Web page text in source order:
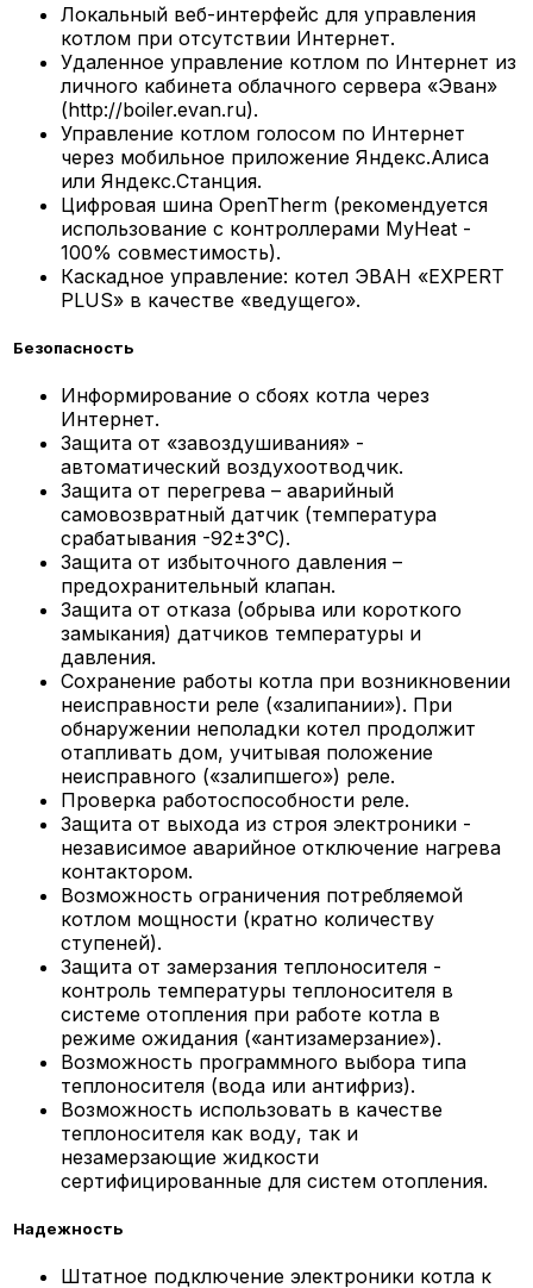
Локальный веб-интерфейс для управления
котлом при отсутствии Интернет.
Удаленное управление котлом по Интернет из
личного кабинета облачного сервера «Эван»
(http://boiler.evan.ru).
Управление котлом голосом по Интернет
через мобильное приложение Яндекс.Алиса
или Яндекс.Станция.
Цифровая шина OpenTherm (рекомендуется
использование с контроллерами MyHeat -
100% совместимость).
Каскадное управление: котел ЭВАН «EXPERT
PLUS» в качестве «ведущего».
Безопасность
Информирование о сбоях котла через
Интернет.
Защита от «завоздушивания» -
автоматический воздухоотводчик.
Защита от перегрева – аварийный
самовозвратный датчик (температура
срабатывания -92±3°С).
Защита от избыточного давления –
предохранительный клапан.
Защита от отказа (обрыва или короткого
замыкания) датчиков температуры и
давления.
Сохранение работы котла при возникновении
неисправности реле («залипании»). При
обнаружении неполадки котел продолжит
отапливать дом, учитывая положение
неисправного («залипшего») реле.
Проверка работоспособности реле.
Защита от выхода из строя электроники -
независимое аварийное отключение нагрева
контактором.
Возможность ограничения потребляемой
котлом мощности (кратно количеству
ступеней).
Защита от замерзания теплоносителя -
контроль температуры теплоносителя в
системе отопления при работе котла в
режиме ожидания («антизамерзание»).
Возможность программного выбора типа
теплоносителя (вода или антифриз).
Возможность использовать в качестве
теплоносителя как воду, так и
незамерзающие жидкости
сертифицированные для систем отопления.
Надежность
Штатное подключение электроники котла к